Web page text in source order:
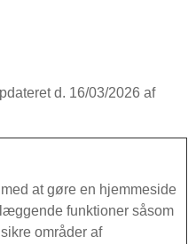
d. 16/03/2026 af
at gøre en hjemmeside
funktioner såsom
områder af